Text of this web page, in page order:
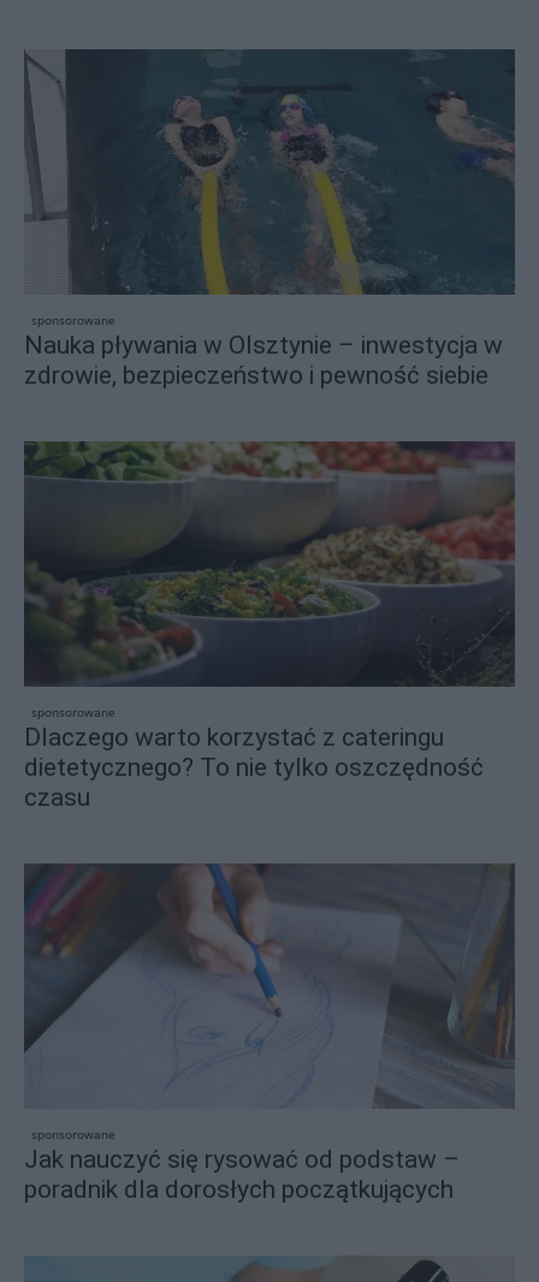
sponsorowane
Nauka pływania w Olsztynie – inwestycja w
zdrowie, bezpieczeństwo i pewność siebie
sponsorowane
Dlaczego warto korzystać z cateringu
dietetycznego? To nie tylko oszczędność
czasu
sponsorowane
Jak nauczyć się rysować od podstaw –
poradnik dla dorosłych początkujących